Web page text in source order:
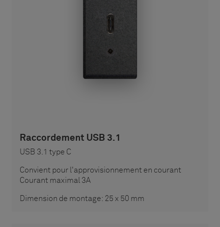
Raccordement USB 3.1
USB 3.1 type C
Convient pour l'approvisionnement en courant
Courant maximal 3A
Dimension de montage: 25 x 50 mm